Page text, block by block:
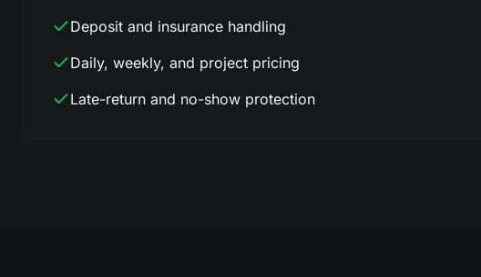
Deposit and insurance handling
Daily, weekly, and project pricing
Late-return and no-show protection